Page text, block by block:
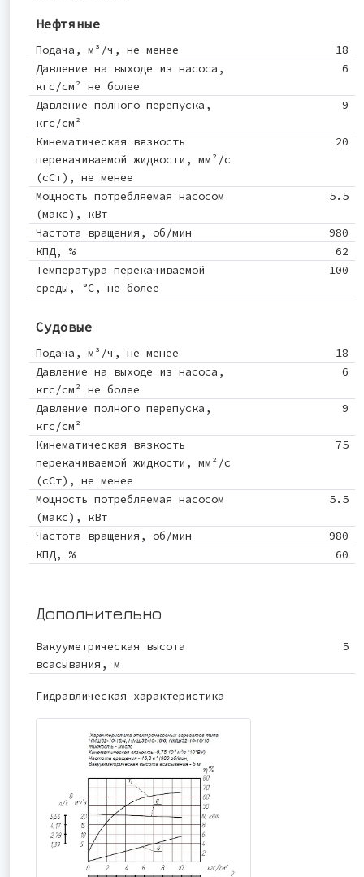
Нефтяные
Подача, м³/ч, не менее
18
Давление на выходе из насоса,
кгс/см² не более
6
Давление полного перепуска,
кгс/см²
9
Кинематическая вязкость
перекачиваемой жидкости, мм²/с
(сСт), не менее
20
Мощность потребляемая насосом
(макс), кВт
5.5
Частота вращения, об/мин
980
КПД, %
62
Температура перекачиваемой
среды, °С, не более
100
Судовые
Подача, м³/ч, не менее
18
Давление на выходе из насоса,
кгс/см² не более
6
Давление полного перепуска,
кгс/см²
9
Кинематическая вязкость
перекачиваемой жидкости, мм²/с
(сСт), не менее
75
Мощность потребляемая насосом
(макс), кВт
5.5
Частота вращения, об/мин
980
КПД, %
60
Дополнительно
Вакууметрическая высота
всасывания, м
5
Гидравлическая характеристика